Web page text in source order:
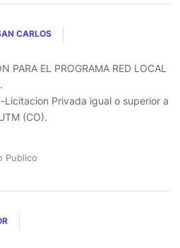
CARLOS
PARA EL PROGRAMA RED LOCAL
Licitacion Privada igual o superior a
(CO).
Publico